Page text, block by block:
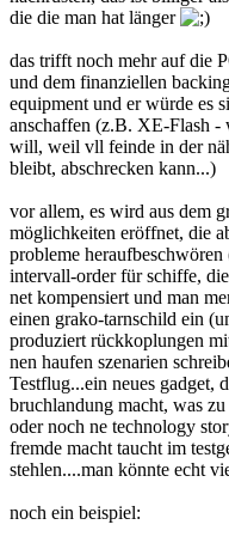
die die man hat länger
das trifft noch mehr auf die
und dem finanziellen
equipment und er würde es
anschaffen (z.B. XE-Flash -
will, weil vll feinde in der
bleibt, abschrecken kann...)
vor allem, es wird aus dem
möglichkeiten eröffnet, die
probleme
intervall-order für schiffe,
net kompensiert und man
einen grako-tarnschild ein
produziert rückkoplungen
nen haufen szenarien
Testflug...ein neues gadget,
bruchlandung macht, was
oder noch ne technology
fremde macht taucht im
stehlen....man könnte echt
noch ein beispiel: